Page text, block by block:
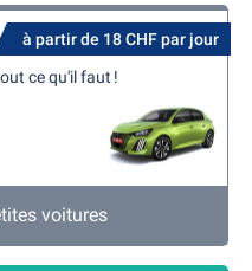
à partir de 18 CHF par jour
ce qu'il faut !
voitures